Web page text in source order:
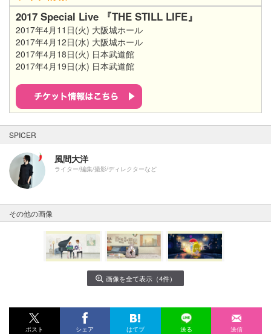
2017 Special Live 『THE STILL LIFE』
2017年4月11日(火) 大阪城ホール
2017年4月12日(水) 大阪城ホール
2017年4月18日(火) 日本武道館
2017年4月19日(水) 日本武道館
SPICER
風間大洋
ライター/編集/撮影/ディレクターなど
その他の画像
画像を全て表示（4件）
ポスト シェア はてブ 送る 送信